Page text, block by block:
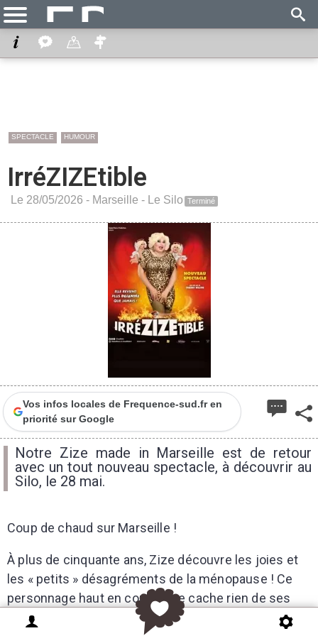
SPECTACLE HUMOUR
IrréZIZEtible
Le 28/05/2026 - Marseille - Le Silo Terminé
Vos infos locales de Frequence-sud.fr en
priorité sur Google
Notre Zize made in Marseille est de retour
avec un tout nouveau spectacle, à découvrir au
Silo, le 28 mai.
Coup de chaud sur Marseille !
À plus de cinquante ans, Zize découvre les joies et
les « petits » désagréments de la ménopause ! Ce
personnage haut en couleur ne cache rien de ses
tribulations hormonales, qu’elle partage avec un